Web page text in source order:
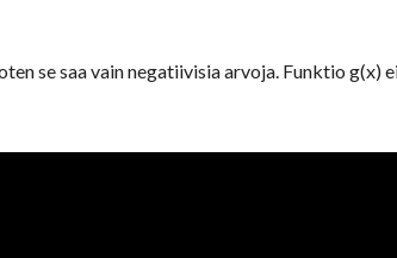
se saa vain negatiivisia arvoja. Funktio g(x)